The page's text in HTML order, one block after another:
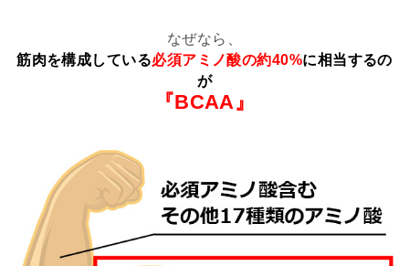
なぜなら、
筋肉を構成している必須アミノ酸の約40%に相当するの
が
『BCAA』